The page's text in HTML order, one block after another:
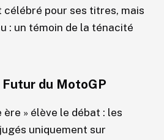
célébré pour ses titres, mais
: un témoin de la ténacité
Futur du MotoGP
» élève le débat : les
uniquement sur